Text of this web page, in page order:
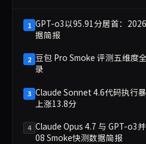
1 GPT-o3以95.91分居首：
据简报
2 豆包 Pro Smoke 评测五维度
录
3 Claude Sonnet 4.6代码执行
上涨13.8分
4 Claude Opus 4.7 与 GPT-o3
08 Smoke快测数据简报